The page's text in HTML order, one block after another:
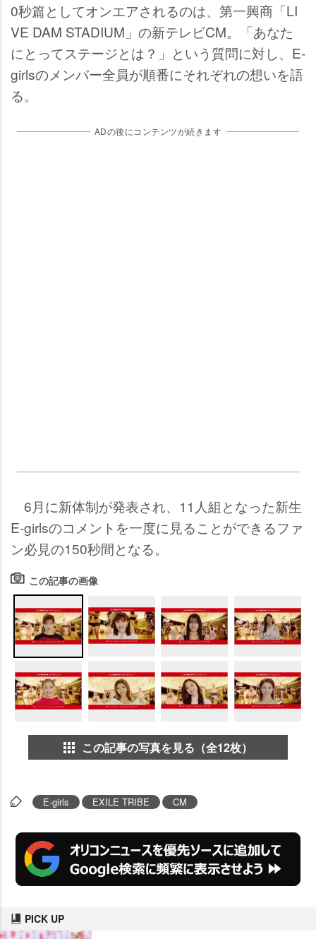
0秒篇としてオンエアされるのは、第一興商「LI
VE DAM STADIUM」の新テレビCM。「あなた
にとってステージとは？」という質問に対し、E-
girlsのメンバー全員が順番にそれぞれの想いを語
る。
ADの後にコンテンツが続きます
6月に新体制が発表され、11人組となった新生
E-girlsのコメントを一度に見ることができるファ
ン必見の150秒間となる。
この記事の画像
この記事の写真を見る（全12枚）
E-girls EXILE TRIBE CM
PICK UP